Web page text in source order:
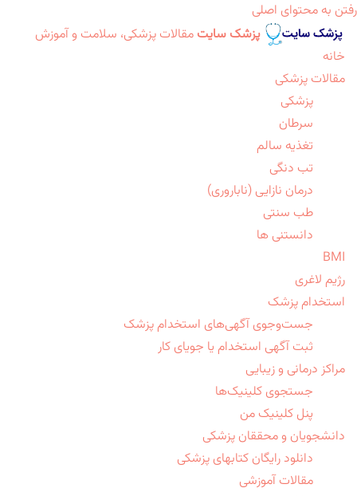
رفتن به محتوای اصلی
پزشک سایت مقالات پزشکی، سلامت و آموزش
خانه
مقالات پزشکی
پزشکی
سرطان
تغذیه سالم
تب دنگی
درمان نازایی (ناباروری)
طب سنتی
دانستنی ها
BMI
رژیم لاغری
استخدام پزشک
جست‌وجوی آگهی‌های استخدام پزشک
ثبت آگهی استخدام یا جویای کار
مراکز درمانی و زیبایی
جستجوی کلینیک‌ها
پنل کلینیک من
دانشجویان و محققان پزشکی
دانلود رایگان کتابهای پزشکی
مقالات آموزشی